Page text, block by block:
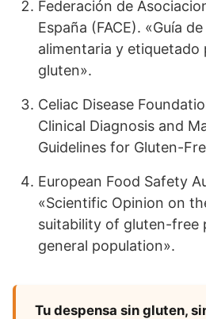
Federación de
España (FACE). «Guía
alimentaria y etiquetado
gluten».
Celiac Disease
Clinical Diagnosis and
Guidelines for Gluten-
European Food Safety
«Scientific Opinion on
suitability of gluten-free
general population».
Tu despensa sin gluten,